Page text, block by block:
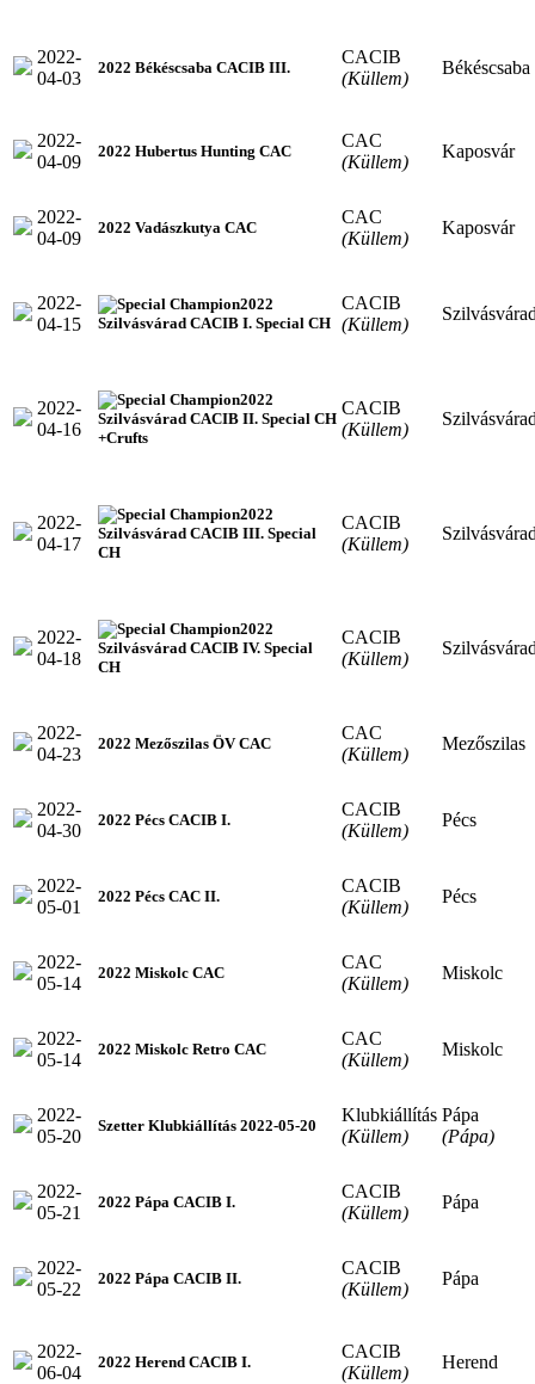
2022-
04-03
2022 Békéscsaba CACIB III.
CACIB
(Küllem)
Békéscsaba
2022-
04-09
2022 Hubertus Hunting CAC
CAC
(Küllem)
Kaposvár
2022-
04-09
2022 Vadászkutya CAC
CAC
(Küllem)
Kaposvár
2022-
04-15
2022
Szilvásvárad CACIB I. Special CH
CACIB
(Küllem)
2022-
04-16
2022
Szilvásvárad CACIB II. Special CH
+Crufts
CACIB
(Küllem)
2022-
04-17
2022
Szilvásvárad CACIB III. Special
CH
CACIB
(Küllem)
2022-
04-18
2022
Szilvásvárad CACIB IV. Special
CH
CACIB
(Küllem)
2022-
04-23
2022 Mezőszilas ÖV CAC
CAC
(Küllem)
Mezőszilas
2022-
04-30
2022 Pécs CACIB I.
CACIB
(Küllem)
Pécs
2022-
05-01
2022 Pécs CAC II.
CACIB
(Küllem)
Pécs
2022-
05-14
2022 Miskolc CAC
CAC
(Küllem)
Miskolc
2022-
05-14
2022 Miskolc Retro CAC
CAC
(Küllem)
Miskolc
2022-
05-20
Szetter Klubkiállítás 2022-05-20
Klubkiállítás
(Küllem)
Pápa
(Pápa)
2022-
05-21
2022 Pápa CACIB I.
CACIB
(Küllem)
Pápa
2022-
05-22
2022 Pápa CACIB II.
CACIB
(Küllem)
Pápa
2022-
06-04
2022 Herend CACIB I.
CACIB
(Küllem)
Herend